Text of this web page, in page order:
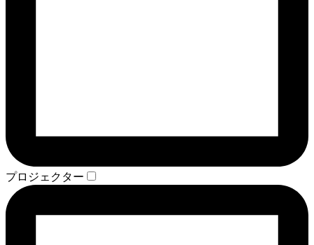
プロジェクター